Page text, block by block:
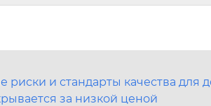
и стандарты качества для
за низкой ценой